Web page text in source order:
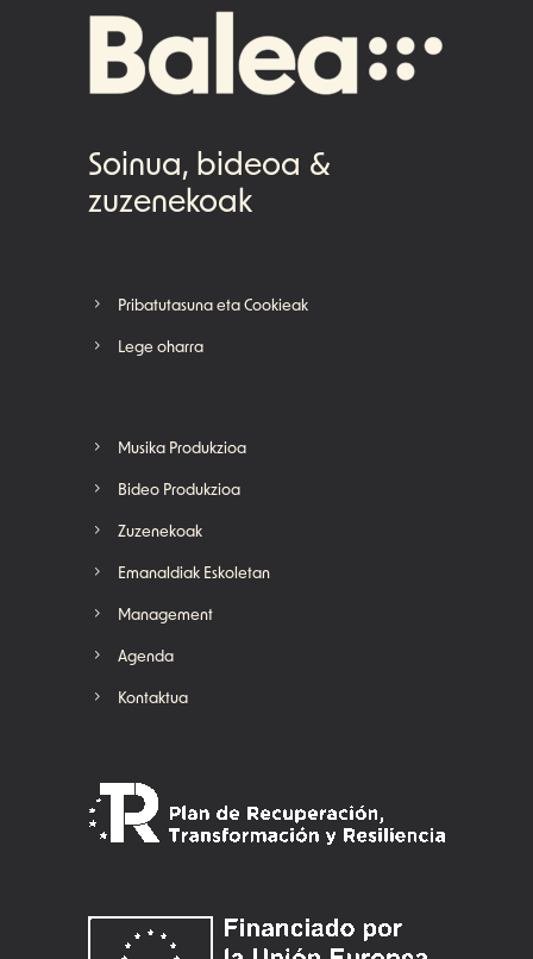
Soinua, bideoa &
zuzenekoak
Pribatutasuna eta Cookieak
Lege oharra
Musika Produkzioa
Bideo Produkzioa
Zuzenekoak
Emanaldiak Eskoletan
Management
Agenda
Kontaktua